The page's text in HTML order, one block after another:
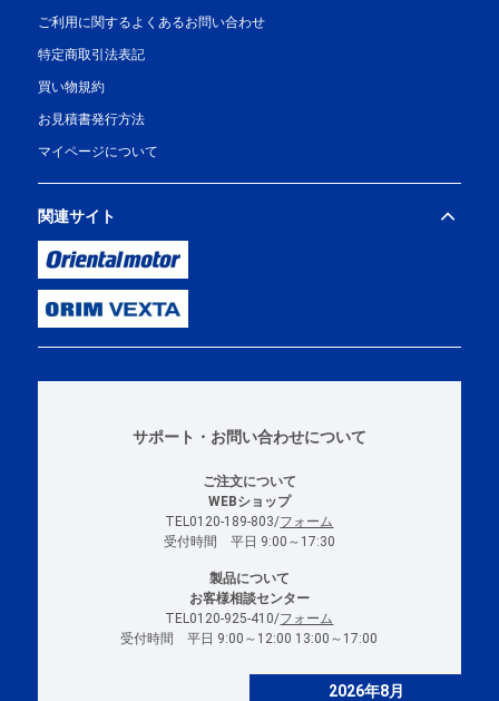
ご利用に関するよくあるお問い合わせ
特定商取引法表記
買い物規約
お見積書発行方法
マイページについて
関連サイト
サポート・お問い合わせについて
ご注文について
WEBショップ
TEL0120-189-803/フォーム
受付時間 平日 9:00～17:30
製品について
お客様相談センター
TEL0120-925-410/フォーム
受付時間 平日 9:00～12:00 13:00～17:00
2026年8月